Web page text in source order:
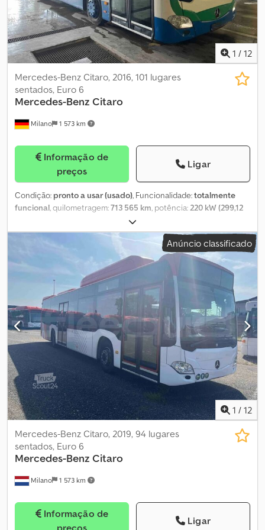
1 / 12
Milano 1 573 km
Mercedes-Benz Citaro, 2016, 101 lugares
sentados, Euro 6
Mercedes-Benz Citaro
Informação de
preços
Ligar
Condição: pronto a usar (usado), Funcionalidade:totalmente
funcional, quilometragem:713 565 km, potência:220 kW (299,12
, tipo de combustível:
número de lugares:40, número de lugares em pé:60, tipo de
engrenagem:
, configuração de eixo:2 eixos, próxima
10/2026 , classe de emissão: Euro 6, tamanho do
275/70 R22.5 , comprimento total:
, largura total:
, altura total:3 500 mm , Equipamento:
ABS, adaptado
para pessoas com deficiência, aquecedor estacionário, ar
condicionado, controlo de tração
, Autocarro urbano –
Mercedes-Benz Citaro Dados técnicos: - Primeira matrícula: 2016
- Quilometragem: 713.565 km - Lugares sentados: 101 - Normativa
Euro: Euro 6 - Combustível: Diesel - Transmissão: Automática -
Potência: 220 kW (299 cv) - Comprimento: 12,17 m - Eixos: 2 -
Motor: Mercedes-Benz Dedpfxjzqwbde Aaneck - Inspeção
técnica válida até: 06-10-2026 Equipamento: - Ar condicionado -
ABS - ASR - Rampa para cadeiras de rodas - Monitores -
Aquecedor de estacionamento Vendido pela Fleequid, o
mercado europeu de autocarros usados.
Anúncio classificado
1 / 12
Milano 1 573 km
Mercedes-Benz Citaro, 2019, 94 lugares
sentados, Euro 6
Mercedes-Benz Citaro
Informação de
Ligar